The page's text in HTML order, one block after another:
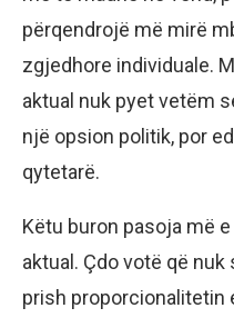
përqendrojë më mirë
zgjedhore individuale.
aktual nuk pyet vetëm
një opsion politik, por
qytetarë.
Këtu buron pasoja më
aktual. Çdo votë që
prish proporcionalitetin